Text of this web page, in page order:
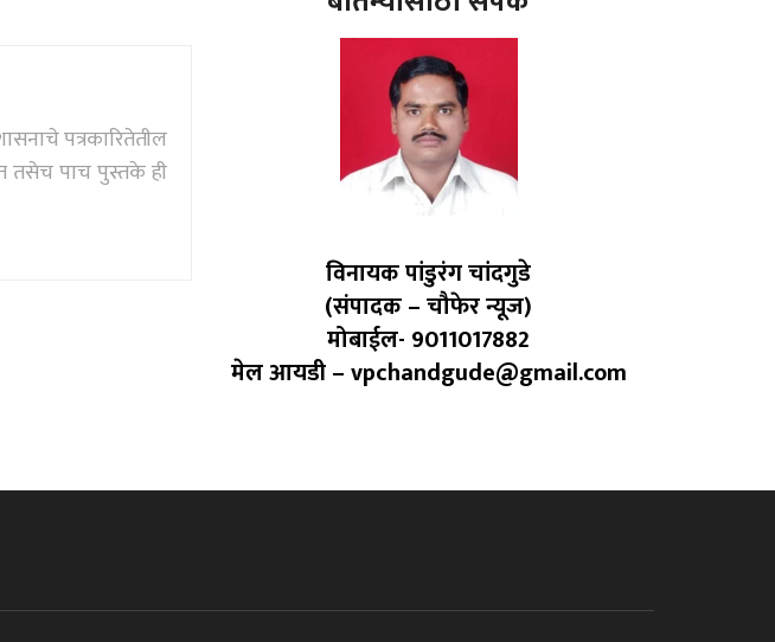
पत्रकारितेतील
तसेच पाच पुस्तके ही
विनायक पांडुरंग चांदगुडे
(संपादक – चौफेर न्यूज)
मोबाईल- 9011017882
मेल आयडी – vpchandgude@gmail.com